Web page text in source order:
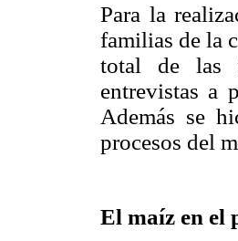
Para la
familias de la
total de las
entrevistas a
Además se
procesos del
El maíz en el